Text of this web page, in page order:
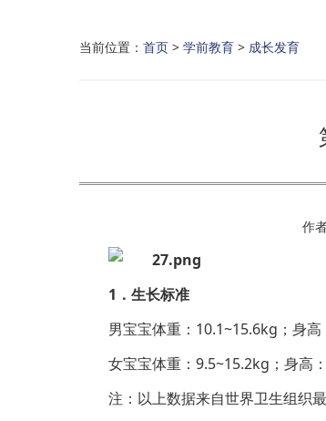
当前位置： 首页 > 学前教育 > 成长发育
作
1．生长标准
男宝宝体重：10.1~15.6kg；身高
女宝宝体重：9.5~15.2kg；身高
注：以上数据来自世界卫生组织